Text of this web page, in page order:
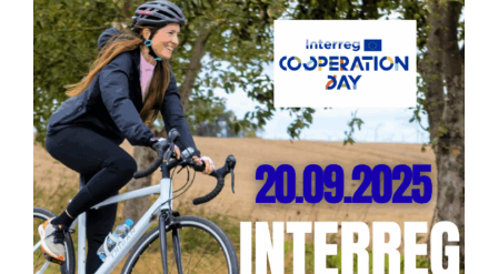
Wir
sagen
Danke!